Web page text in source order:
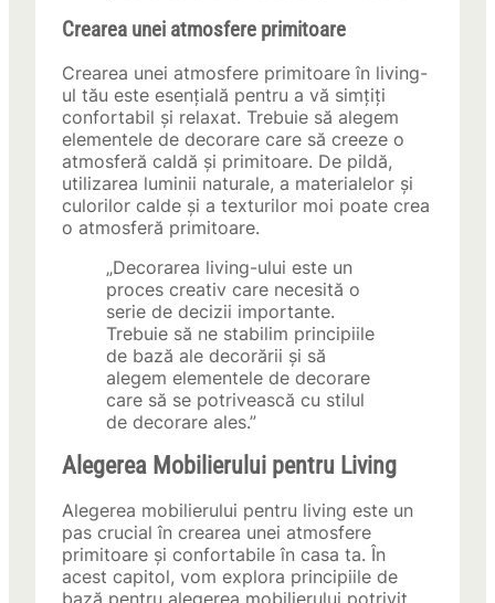
Crearea unei atmosfere primitoare
Crearea unei atmosfere primitoare în living-
ul tău este esențială pentru a vă simțiți
confortabil și relaxat. Trebuie să alegem
elementele de decorare care să creeze o
atmosferă caldă și primitoare. De pildă,
utilizarea luminii naturale, a materialelor și
culorilor calde și a texturilor moi poate crea
o atmosferă primitoare.
„Decorarea living-ului este un
proces creativ care necesită o
serie de decizii importante.
Trebuie să ne stabilim principiile
de bază ale decorării și să
alegem elementele de decorare
care să se potrivească cu stilul
de decorare ales.”
Alegerea Mobilierului pentru Living
Alegerea mobilierului pentru living este un
pas crucial în crearea unei atmosfere
primitoare și confortabile în casa ta. În
acest capitol, vom explora principiile de